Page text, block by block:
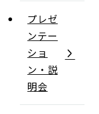
プレゼ
ンテー
ショ
ン・説
明会